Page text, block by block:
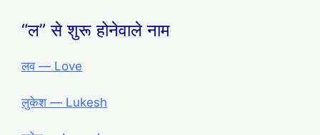
“ल” से शुरू होनेवाले नाम
लव ― Love
लुकेश ― Lukesh